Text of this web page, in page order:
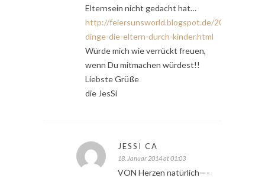
Elternsein nicht gedacht hat…
http://feiersunsworld.blogspot.de/2014/01/
dinge-die-eltern-durch-kinder.html
Würde mich wie verrückt freuen,
wenn Du mitmachen würdest!!
Liebste Grüße
die JesSi
JESSI CA
18. Januar 2014 at 01:03
VON Herzen natürlich—-